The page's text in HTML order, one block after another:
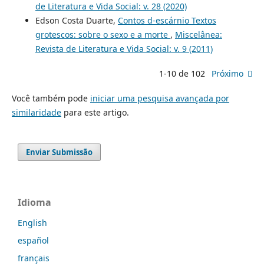
de Literatura e Vida Social: v. 28 (2020)
Edson Costa Duarte, Contos d-escárnio Textos
grotescos: sobre o sexo e a morte , Miscelânea:
Revista de Literatura e Vida Social: v. 9 (2011)
1-10 de 102 Próximo
Você também pode iniciar uma pesquisa avançada por
similaridadepara este artigo.
Enviar Submissão
Idioma
English
español
français